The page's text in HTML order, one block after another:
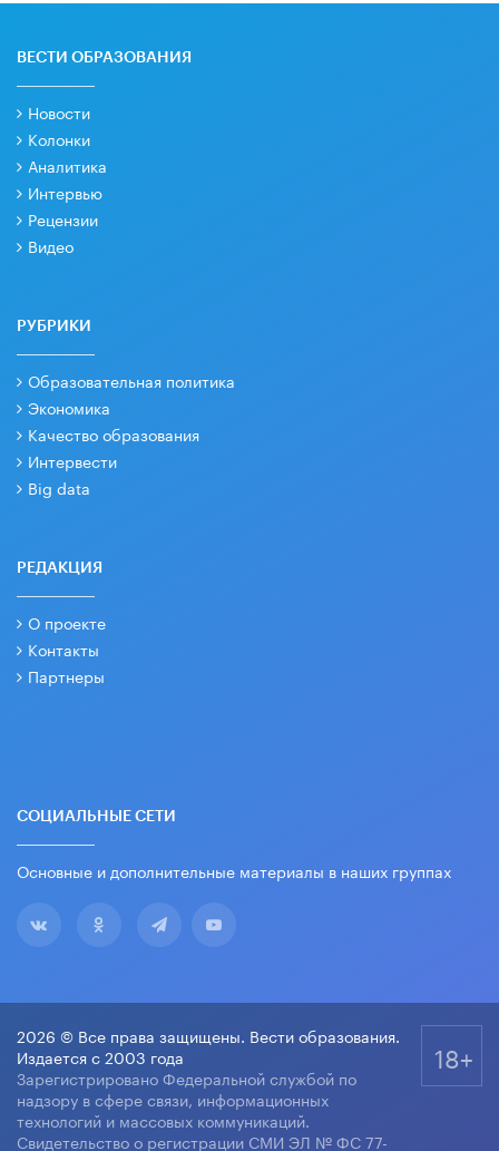
ВЕСТИ ОБРАЗОВАНИЯ
Новости
Колонки
Аналитика
Интервью
Рецензии
Видео
РУБРИКИ
Образовательная политика
Экономика
Качество образования
Интервести
Big data
РЕДАКЦИЯ
О проекте
Контакты
Партнеры
СОЦИАЛЬНЫЕ СЕТИ
Основные и дополнительные материалы в наших группах
2026 © Все права защищены. Вести образования.
Издается с 2003 года
Зарегистрировано Федеральной службой по
надзору в сфере связи, информационных
технологий и массовых коммуникаций.
Свидетельство о регистрации СМИ ЭЛ № ФС 77-
18+